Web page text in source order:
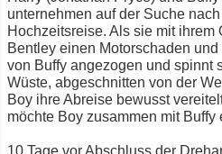
unternehmen auf der Suche
Hochzeitsreise. Als sie mit ihrem
Bentley einen Motorschaden
von Buffy angezogen und spinnt
Wüste, abgeschnitten von der
Boy ihre Abreise bewusst
möchte Boy zusammen mit
10 Tage vor Abschluss der